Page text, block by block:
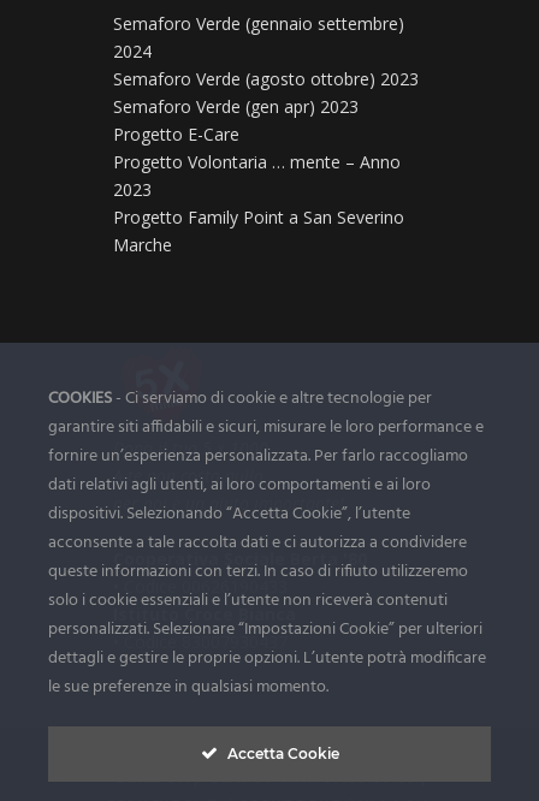
Semaforo Verde (gennaio settembre)
2024
Semaforo Verde (agosto ottobre) 2023
Semaforo Verde (gen apr) 2023
Progetto E-Care
Progetto Volontaria … mente – Anno
2023
Progetto Family Point a San Severino
Marche
Dona il tuo 5 x 1000
A te non costa nulla ...
per noi è un aiuto importante!
Cooperativa Sociale Berta '80
• Codice 83007930437
©2022 Coop. Berta'80 - P.IVA 00626190433 |
COOKIES- Ci serviamo di cookie e altre tecnologie per
garantire siti affidabili e sicuri, misurare le loro performance e
fornire un’esperienza personalizzata. Per farlo raccogliamo
dati relativi agli utenti, ai loro comportamenti e ai loro
dispositivi. Selezionando “Accetta Cookie”, l’utente
acconsente a tale raccolta dati e ci autorizza a condividere
queste informazioni con terzi. In caso di rifiuto utilizzeremo
solo i cookie essenziali e l’utente non riceverà contenuti
personalizzati. Selezionare “Impostazioni Cookie” per ulteriori
dettagli e gestire le proprie opzioni. L’utente potrà modificare
le sue preferenze in qualsiasi momento.
Accetta Cookie